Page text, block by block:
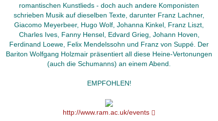
romantischen Kunstlieds - doch auch andere Komponisten
schrieben Musik auf dieselben Texte, darunter Franz Lachner,
Giacomo Meyerbeer, Hugo Wolf, Johanna Kinkel, Franz Liszt,
Charles Ives, Fanny Hensel, Edvard Grieg, Johann Hoven,
Ferdinand Loewe, Felix Mendelssohn und Franz von Suppé. Der
Bariton Wolfgang Holzmair präsentiert all diese Heine-Vertonungen
(auch die Schumanns) an einem Abend.
EMPFOHLEN!
http://www.ram.ac.uk/events